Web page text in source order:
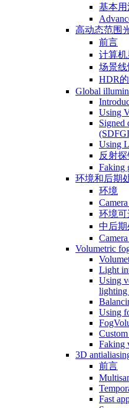
基本用
高动态范围
前言
计算
场景
HDR
Global
Using
Signed
Using
反射
Faking
环境和后期
环境
环境可
中后
Volumetric
Light
Using
lighting
Using
Faking
3D
前言
Fast